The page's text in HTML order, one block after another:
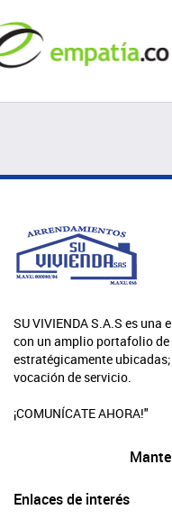
SU VIVIENDA S.A.S es
con un amplio portafolio de
estratégicamente
vocación de servicio.
¡COMUNÍCATE AHORA!"
Enlaces de interés